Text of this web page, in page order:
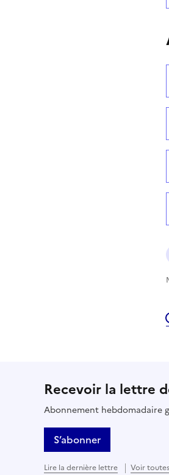
Recevoir la lettre
Abonnement hebdomadaire
S’abonner
Lire la dernière lettre Voir